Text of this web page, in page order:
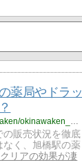
薬局やドラッ
http://www.speed-fp7.org/okinawaken/okinawaken_1/okinawaken_1_skinny11/
の販売状況を徹底
く、旭橋駅の薬
リアの効果が凄